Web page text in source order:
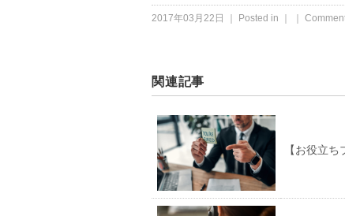
2017年03月22日 ｜ Posted in ｜ ｜
関連記事
【お役立